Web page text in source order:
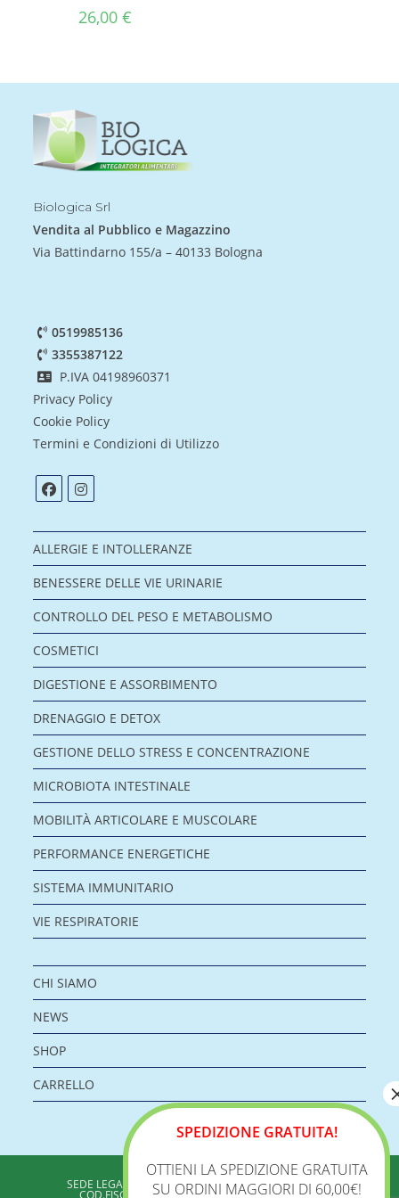
26,00€
Biologica Srl
Vendita al Pubblico e Magazzino
Via Battindarno 155/a – 40133 Bologna
0519985136
3355387122
P.IVA 04198960371
Privacy Policy
Cookie Policy
Termini e Condizioni di Utilizzo
ALLERGIE E INTOLLERANZE
BENESSERE DELLE VIE URINARIE
CONTROLLO DEL PESO E METABOLISMO
COSMETICI
DIGESTIONE E ASSORBIMENTO
DRENAGGIO E DETOX
GESTIONE DELLO STRESS E CONCENTRAZIONE
MICROBIOTA INTESTINALE
MOBILITÀ ARTICOLARE E MUSCOLARE
PERFORMANCE ENERGETICHE
SISTEMA IMMUNITARIO
VIE RESPIRATORIE
CHI SIAMO
NEWS
SHOP
CARRELLO
BIOLOGICA S.R.L.
SEDE LEGALE: VIA DELLA ZECCA 1 – 40100 BOLOGNA
COD.FISC./P.IVA: 04198960371 - REA: BO 353313
SPEDIZIONE GRATUITA!
OTTIENI LA SPEDIZIONE GRATUITA
SU ORDINI MAGGIORI DI 60,00€!